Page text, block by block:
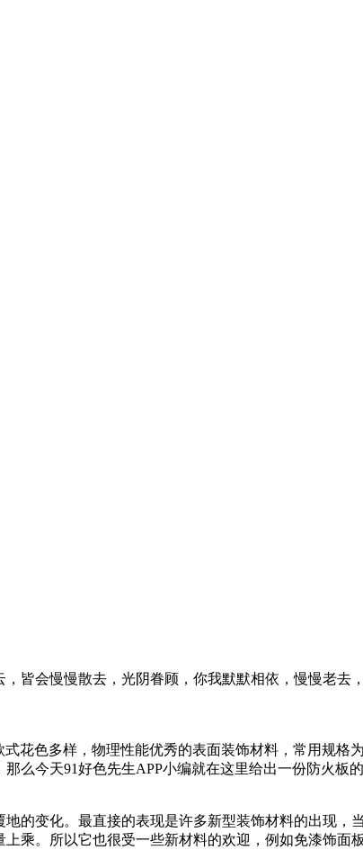
，皆会慢慢散去，光阴眷顾，你我默默相依，慢慢老去
样，物理性能优秀的表面装饰材料，常用规格
么今天91好色先生APP小编就在这里给出一份防火板的
化。最直接的表现是许多新型装饰材料的出现，当
乘。所以它也很受一些新材料的欢迎，例如免漆饰面板